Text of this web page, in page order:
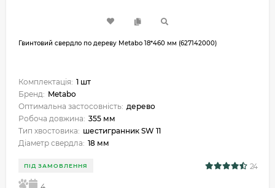
Гвинтовий свердло по дереву Metabo 18*460 мм (627142000)
Комплектація: 1 шт
Бренд: Metabo
Оптимальна застосовність: дерево
Робоча довжина: 355 мм
Тип хвостовика: шестигранник SW 11
Діаметр свердла: 18 мм
ПІД ЗАМОВЛЕННЯ 24